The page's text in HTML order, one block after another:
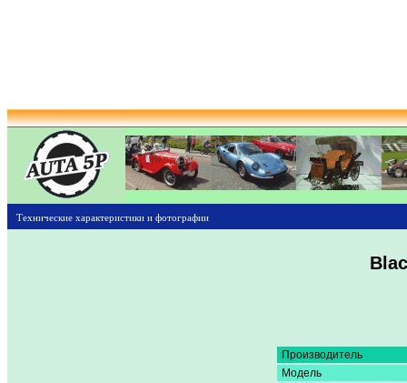
Технические характеристики и фотографии
Производитель
Модель